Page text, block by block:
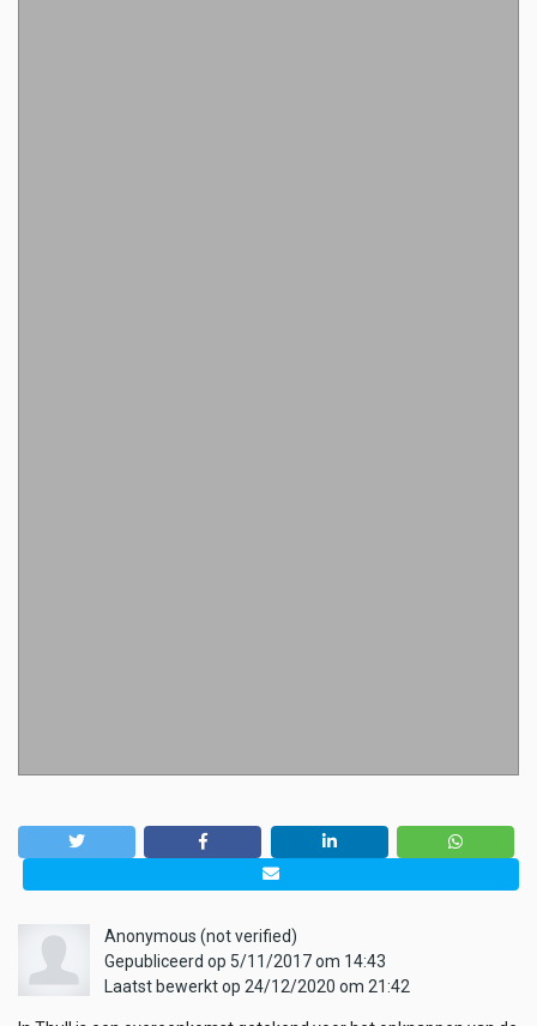
Anonymous (not verified)
Gepubliceerd op 5/11/2017 om 14:43
Laatst bewerkt op 24/12/2020 om 21:42